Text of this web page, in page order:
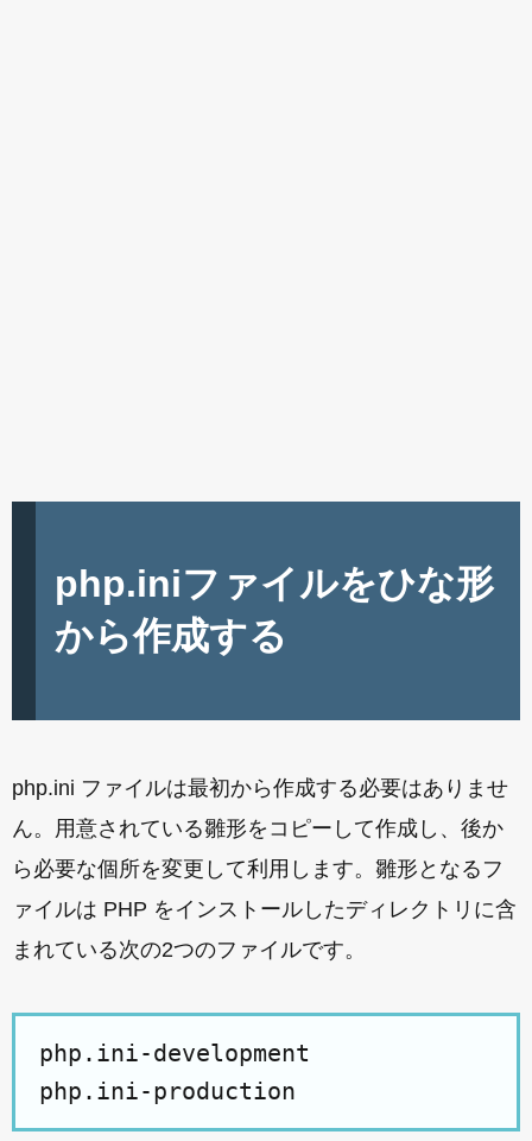
php.iniファイルをひな形
から作成する
php.ini ファイルは最初から作成する必要はありませ
ん。用意されている雛形をコピーして作成し、後か
ら必要な個所を変更して利用します。雛形となるフ
ァイルは PHP をインストールしたディレクトリに含
まれている次の2つのファイルです。
php.ini-development
php.ini-production